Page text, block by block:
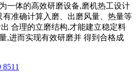
一体的高效研磨设备,磨机热工设计
有准确计算入磨、出磨风量、热量等
合理的立磨结构,才能建立稳定料
,进而实现有效研磨并 得到合格成